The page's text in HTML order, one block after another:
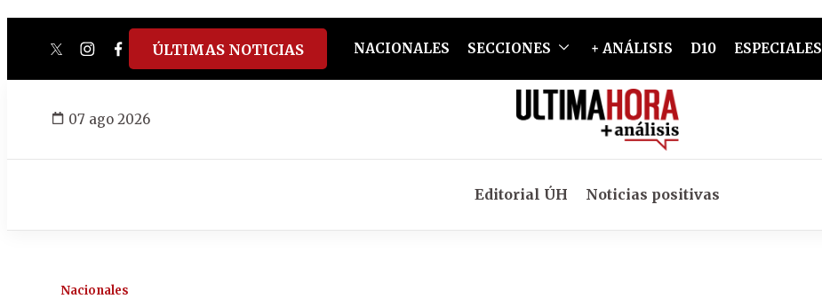
twitterinstagram
facebook
tiktokyoutube
spotify
ÚLTIMAS NOTICIAS NACIONALES SECCIONES + ANÁLISIS D10 ESPECIALES
07 ago 2026
Editorial ÚH Noticias positivas
Nacionales